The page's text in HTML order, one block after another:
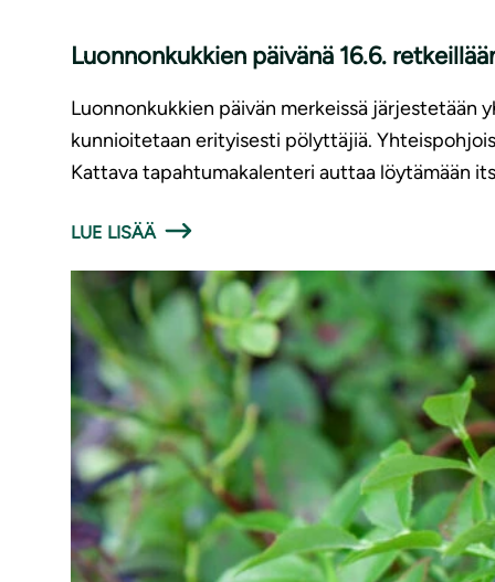
Luonnonkukkien päivänä 16.6.
Luonnonkukkien päivän merkeissä järjestetään
kunnioitetaan erityisesti pölyttäjiä.
Kattava tapahtumakalenteri auttaa löytämään
LUE LISÄÄ